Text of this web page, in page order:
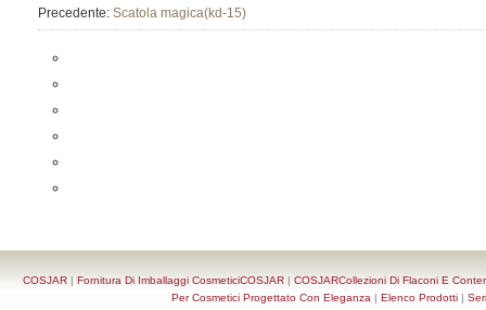
Precedente: Scatola magica(kd-15)
COSJAR | Fornitura Di Imballaggi CosmeticiCOSJAR | COSJARCollezioni Di Flaconi E
Per Cosmetici Progettato Con Eleganza | Elenco Prodotti|